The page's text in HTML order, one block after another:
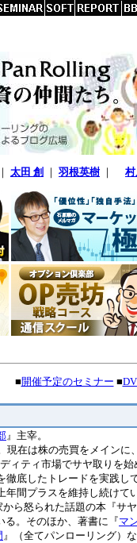
｜ 太田 創 ｜ 羽根英樹 ｜
■開催予定のセミナー ■
』主宰。
現在は株の売買をメイン
ィティ市場でサヤ取りを
徹底したトレードを実践
年間プラスを維持し続けて
ら怒られた話題の本『サ
る。そのほか、著書に『マ
』（全てパンローリング）